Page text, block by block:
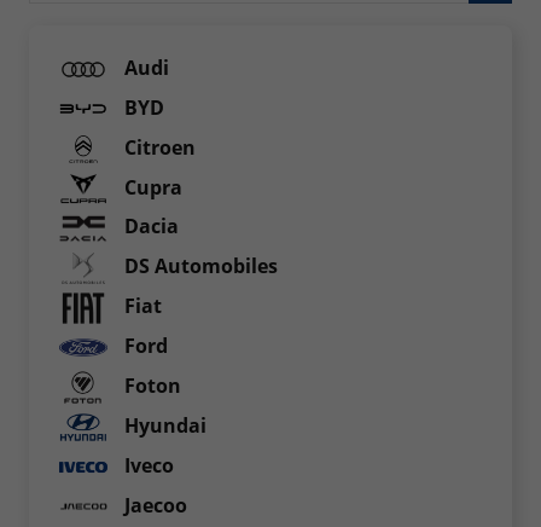
Audi
BYD
Citroen
Cupra
Dacia
DS Automobiles
Fiat
Ford
Foton
Hyundai
Iveco
Jaecoo